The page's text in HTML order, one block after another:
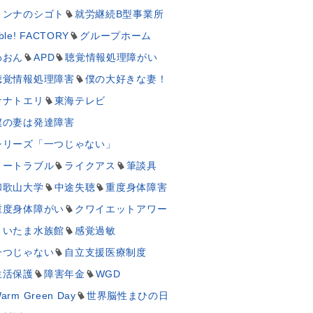
ンナのシゴト
就労継続B型事業所
FACTORY
グループホーム
おん
APD
聴覚情報処理障がい
覚情報処理障害
僕の大好きな妻！
ナトエリ
東海テレビ
の妻は発達障害
リーズ「一つじゃない」
ートラブル
ライクアス
筆談具
歌山大学
中途失聴
重度身体障害
度身体障がい
クワイエットアワー
いたま水族館
感覚過敏
つじゃない
自立支援医療制度
活保護
障害年金
WGD
Green Day
世界脳性まひの日